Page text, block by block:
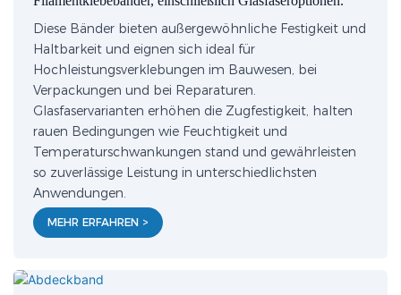
Diese Bänder bieten außergewöhnliche Festigkeit und
Haltbarkeit und eignen sich ideal für
Hochleistungsverklebungen im Bauwesen, bei
Verpackungen und bei Reparaturen.
Glasfaservarianten erhöhen die Zugfestigkeit, halten
rauen Bedingungen wie Feuchtigkeit und
Temperaturschwankungen stand und gewährleisten
so zuverlässige Leistung in unterschiedlichsten
Anwendungen.
MEHR ERFAHREN >